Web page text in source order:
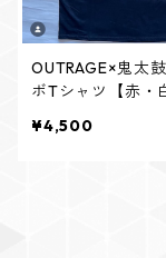
OUTRAGE×鬼太
ボTシャツ【赤・
¥4,500